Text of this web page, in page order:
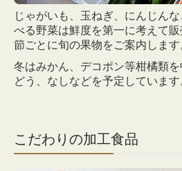
じゃがいも、玉ねぎ、にんじん
べる野菜は鮮度を第一に考えて
節ごとに旬の果物をご案内します
冬はみかん、デコポン等柑橘類
どう、なしなどを予定しています
こだわりの加工食品